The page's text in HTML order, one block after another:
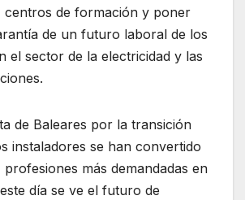
centros de formación y poner
de un futuro laboral de los
el sector de la electricidad y las
de Baleares por la transición
instaladores se han convertido
más demandadas en
día se ve el futuro de